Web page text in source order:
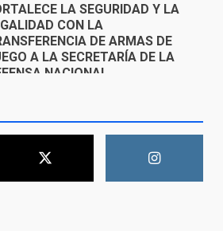
peatón arrollado por
en Yuriria
de agosto de 2026
7 de agosto de 2026